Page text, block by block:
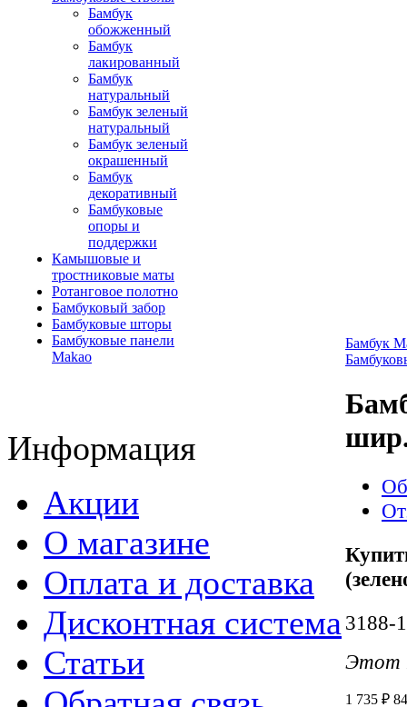
Бамбук
обожженный
Бамбук
лакированный
Бамбук
натуральный
Бамбук зеленый
натуральный
Бамбук зеленый
окрашенный
Бамбук
декоративный
Бамбуковые
опоры и
поддержки
Камышовые и
тростниковые маты
Ротанговое полотно
Бамбуковый забор
Бамбуковые шторы
Бамбуковые панели
Makao
Информация
Акции
О магазине
Оплата и доставка
Дисконтная система
Статьи
Бамбук
3188-1
Этот
1 735 ₽